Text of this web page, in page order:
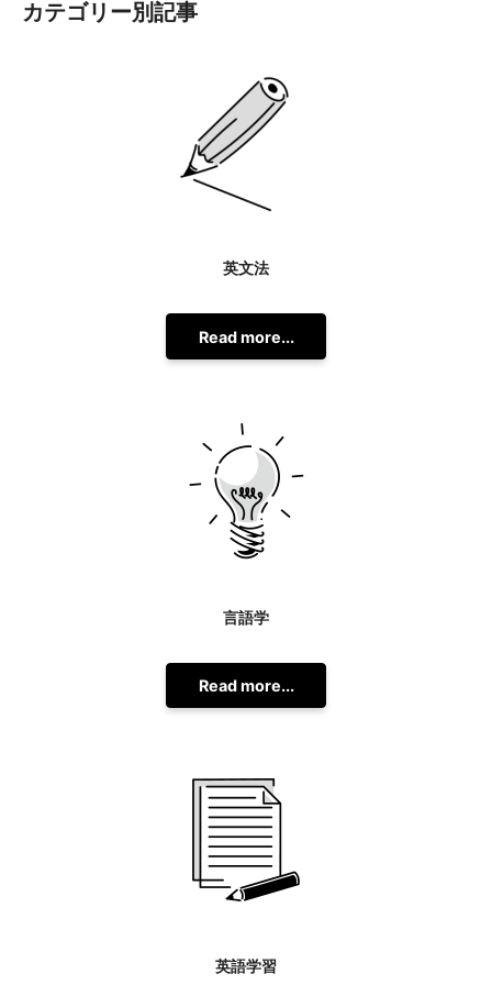
カテゴリー別記事
英文法
Read more...
言語学
Read more...
英語学習